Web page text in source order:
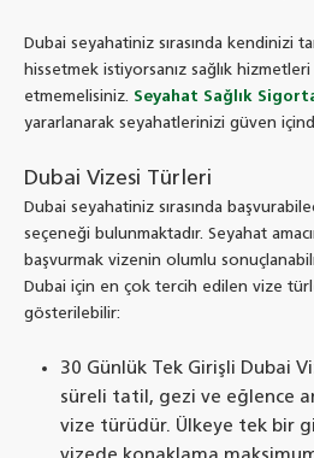
Dubai seyahatiniz sırasında kendinizi
hissetmek istiyorsanız sağlık hizmetleri
etmemelisiniz. Seyahat Sağlık
yararlanarak seyahatlerinizi güven
Dubai Vizesi Türleri
Dubai seyahatiniz sırasında
seçeneği bulunmaktadır. Seyahat
başvurmak vizenin olumlu
Dubai için en çok tercih edilen vize
gösterilebilir:
30 Günlük Tek Girişli Dubai
süreli tatil, gezi ve eğlence
vize türüdür. Ülkeye tek bir